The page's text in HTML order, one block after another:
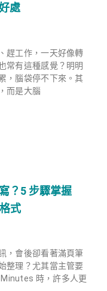
處
趕工作，一天好像轉
常有這種感覺？明明
，腦袋停不下來。其
而是大腦
？5 步驟掌握
式
，會後卻看著滿頁筆
整理？尤其當主管要
時，許多人更